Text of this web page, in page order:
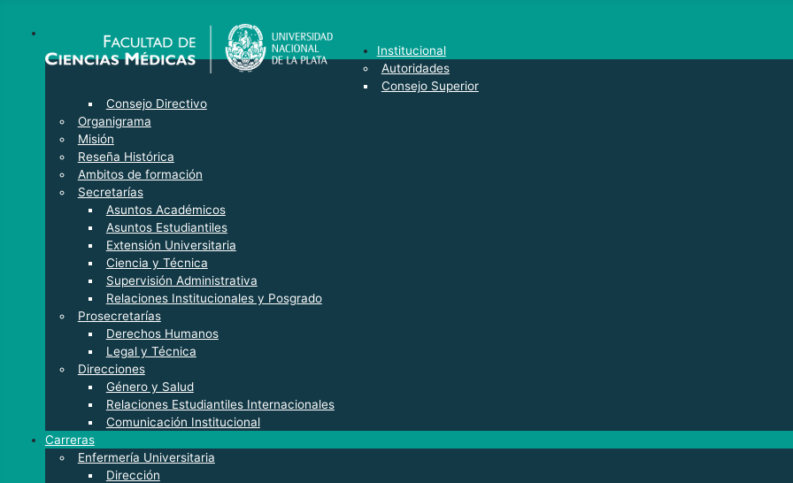
Institucional
Autoridades
Consejo Superior
Consejo Directivo
Organigrama
Misión
Reseña Histórica
Ambitos de formación
Secretarías
Asuntos Académicos
Asuntos Estudiantiles
Extensión Universitaria
Ciencia y Técnica
Supervisión Administrativa
Relaciones Institucionales y Posgrado
Prosecretarías
Derechos Humanos
Legal y Técnica
Direcciones
Género y Salud
Relaciones Estudiantiles Internacionales
Comunicación Institucional
Carreras
Enfermería Universitaria
Dirección